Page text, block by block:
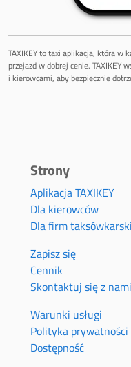
TAXIKEY to taxi aplikacja, która w
przejazd w dobrej cenie. TAXIKEY
i kierowcami, aby bezpiecznie
Strony
Aplikacja TAXIKEY
Dla kierowców
Dla firm
Zapisz się
Cennik
Skontaktuj się z nami
Warunki usługi
Polityka prywatności
Dostępność